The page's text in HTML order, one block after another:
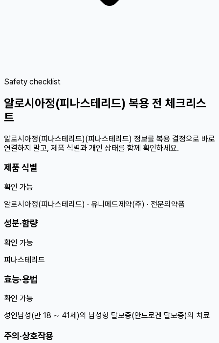
Safety checklist
알로시아정(피나스테리드) 복용 전 체크리스
트
알로시아정(피나스테리드)(피나스테리드) 정보를 복용 결정으로 바로
연결하지 말고, 제품 식별과 개인 상태를 함께 확인하세요.
제품 식별
확인 가능
알로시아정(피나스테리드) · 유니메드제약(주) · 전문의약품
성분·함량
확인 가능
피나스테리드
효능·용법
확인 가능
성인남성(만 18 ∼ 41세)의 남성형 탈모증(안드로겐 탈모증)의 치료
주의·상호작용